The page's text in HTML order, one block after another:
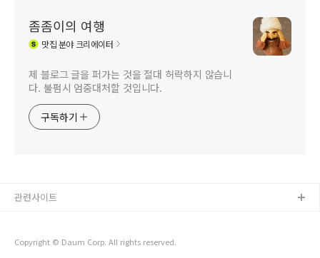
좀좀이의 여행
맛집분야 크리에이터
제 블로그 글을 퍼가는 것을 절대 허락하지 않습니
다. 불펌시 엄중대처할 것입니다.
구독하기
Copyright © Daum Corp. All rights reserved.
관련사이트